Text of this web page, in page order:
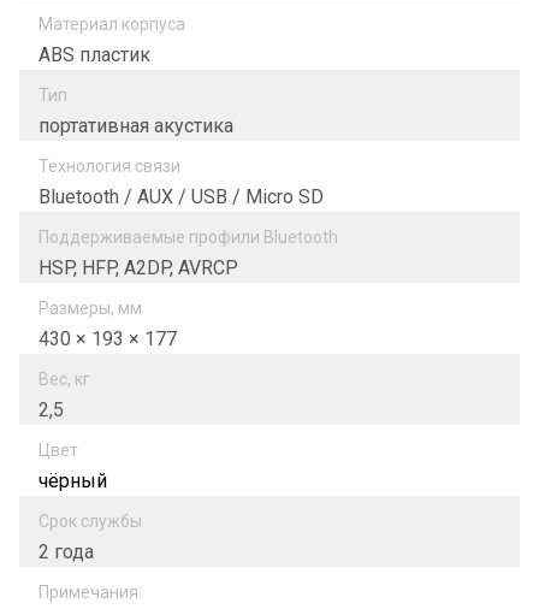
Материал корпуса
ABS пластик
Тип
портативная акустика
Технология связи
Bluetooth / AUX / USB / Micro SD
Поддерживаемые профили Bluetooth
HSP, HFP, A2DP, AVRCP
Размеры, мм
430 × 193 × 177
Вес, кг
2,5
Цвет
чёрный
Срок службы
2 года
Примечания: